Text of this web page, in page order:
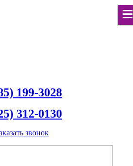
199-3028
312-0130
звонок